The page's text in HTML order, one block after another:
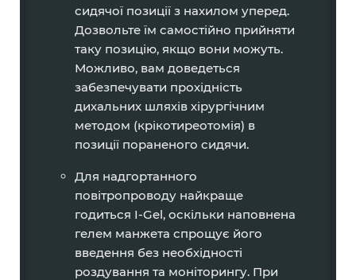
сидячої позиції з нахилом уперед.
Дозвольте їм самостійно прийняти
таку позицію, якщо вони можуть.
Можливо, вам доведеться
забезпечувати прохідність
дихальних шляхів хірургічним
методом (крікотиреотомія) в
позиції пораненого сидячи.
Для надгортанного
повітропроводу найкраще
годиться I-Gel, оскільки наповнена
гелем манжета спрощує його
введення без необхідності
роздування та моніторингу. При